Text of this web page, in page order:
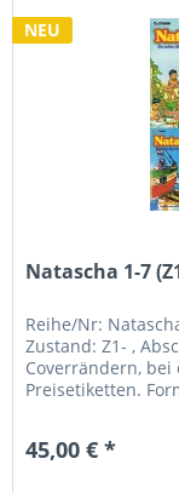
NEU
Natascha 1-7
Reihe/Nr:
Zustand: Z1- ,
Coverrändern,
Preisetiketten.
45,00 € *